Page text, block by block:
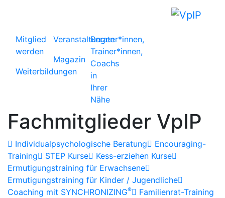
Mitglied
werden
Weiterbildungen
Veranstaltungen
Magazin
Berater*innen,
Trainer*innen,
Coachs
in
Ihrer
Nähe
Fachmitglieder VpIP
Individualpsychologische Beratung
Encouraging-
Training
STEP Kurse
Kess-erziehen Kurse
Ermutigungstraining für Erwachsene
Ermutigungstraining für Kinder / Jugendliche
Coaching mit SYNCHRONIZING®
Familienrat-Training